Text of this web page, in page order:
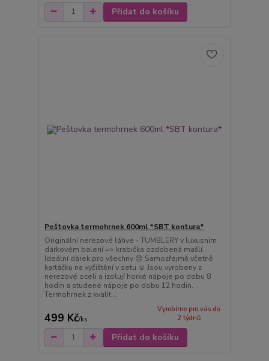
Přidat do košíku
Peštovka termohrnek 600ml *SBT kontura*
Originální nerezové láhve - TUMBLERY v luxusním
dárkovém balení => krabička ozdobená mašlí.
Ideální dárek pro všechny 😍 Samozřejmě včetně
kartáčku na vyčištění v setu ☺️ Jsou vyrobeny z
nerezové oceli a izolují horké nápoje po dobu 8
hodin a studené nápoje po dobu 12 hodin.
Termohrnek z kvalit...
499 Kč/ks
Vyrobíme pro vás do
2 týdnů
Přidat do košíku